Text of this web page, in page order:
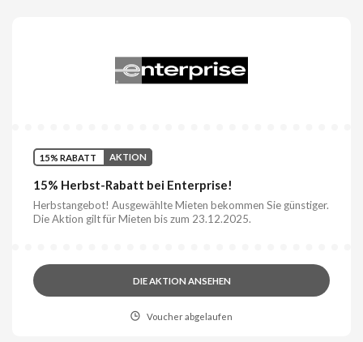
15% RABATT AKTION
15% Herbst-Rabatt bei Enterprise!
Herbstangebot! Ausgewählte Mieten bekommen Sie günstiger.
Die Aktion gilt für Mieten bis zum 23.12.2025.
DIE AKTION ANSEHEN
Voucher abgelaufen